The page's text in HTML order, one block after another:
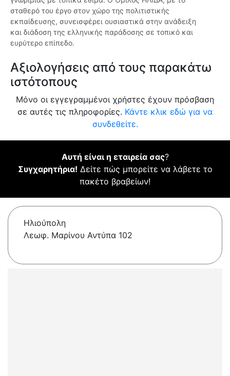
σταθερό του έργο στον χώρο της πολιτιστικής
εκπαίδευσης, συνεισφέρει ουσιαστικά στην ανάδειξη
και διάδοση της ελληνικής παράδοσης σε τοπικό και
ευρύτερο επίπεδο.
Αξιολογήσεις από τους παρακάτω
ιστότοπους
Μόνο οι εγγεγραμμένοι χρήστες έχουν πρόσβαση
σε αυτές τις πληροφορίες. Κάντε κλικ εδώ για να
συνδεθείτε.
Αυτή είναι η εταιρεία σας?
Συγχαρητήρια! Δείτε πώς μπορείτε να λάβετε το
πακέτο βραβείων!
Ηλιούπολη
Λεωφ. Μαρίνου Αντύπα 102